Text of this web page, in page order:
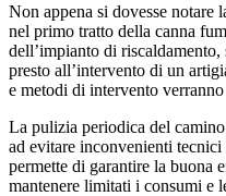
Non appena si dovesse notare
nel primo tratto della canna
dell’impianto di
presto all’intervento di un
e metodi di intervento
La pulizia periodica del
ad evitare inconvenienti
permette di garantire la buona
mantenere limitati i consumi e